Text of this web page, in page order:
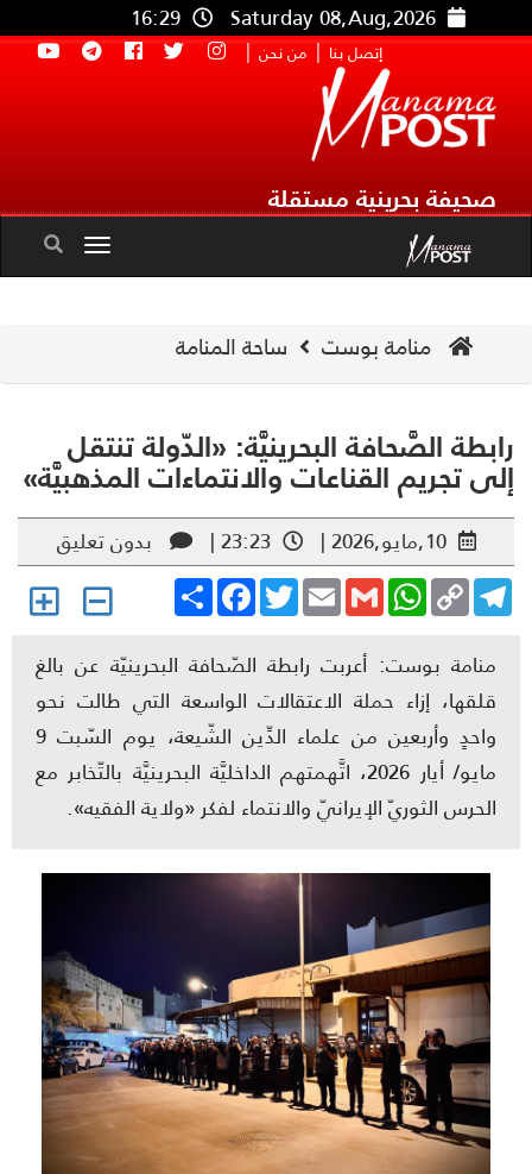
Saturday 08,Aug,2026
16:29
إتصل بنا | من نحن |
صحيفة بحرينية مستقلة
Toggle
navigation
منامة بوست ساحة المنامة
الصَّحافة البحرينيَّة: «الدّولة تنتقل
تجريم القناعات والانتماءات المذهبيَّة»
10,مايو,2026 | 23:23 |
بدون تعليق
Share
FacebookTwitterEmailGmail
WhatsAppCopy
Link
منامة بوست: أعربت رابطة الصّحافة البحرينيّة عن بالغ
قلقها، إزاء حملة الاعتقالات الواسعة التي طالت نحو
واحدٍ وأربعين من علماء الدِّين الشّيعة، يوم السّبت 9
مايو/ أيار 2026، اتَّهمتهم الداخليَّة البحرينيَّة بالتّخابر مع
الحرس الثوريّ الإيرانيّ والانتماء لفكر «ولاية الفقيه».